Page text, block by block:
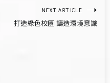
NEXT ARTICLE
打造綠色校園 鑄造環境意識